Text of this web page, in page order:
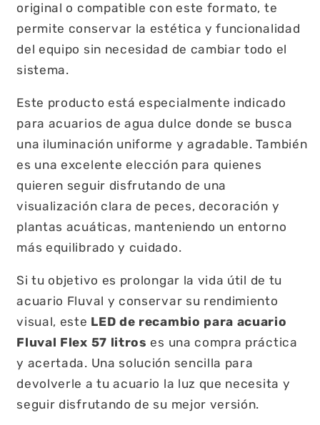
original o compatible con este formato, te
permite conservar la estética y funcionalidad
del equipo sin necesidad de cambiar todo el
sistema.
Este producto está especialmente indicado
para acuarios de agua dulce donde se busca
una iluminación uniforme y agradable. También
es una excelente elección para quienes
quieren seguir disfrutando de una
visualización clara de peces, decoración y
plantas acuáticas, manteniendo un entorno
más equilibrado y cuidado.
Si tu objetivo es prolongar la vida útil de tu
acuario Fluval y conservar su rendimiento
visual, este LED de recambio para acuario
Fluval Flex 57 litros es una compra práctica
y acertada. Una solución sencilla para
devolverle a tu acuario la luz que necesita y
seguir disfrutando de su mejor versión.